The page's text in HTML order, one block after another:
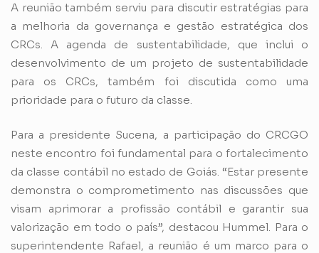
A reunião também serviu para discutir estratégias para
a melhoria da governança e gestão estratégica dos
CRCs. A agenda de sustentabilidade, que inclui o
desenvolvimento de um projeto de sustentabilidade
para os CRCs, também foi discutida como uma
prioridade para o futuro da classe.
Para a presidente Sucena, a participação do CRCGO
neste encontro foi fundamental para o fortalecimento
da classe contábil no estado de Goiás. “Estar presente
demonstra o comprometimento nas discussões que
visam aprimorar a profissão contábil e garantir sua
valorização em todo o país”, destacou Hummel. Para o
superintendente Rafael, a reunião é um marco para o